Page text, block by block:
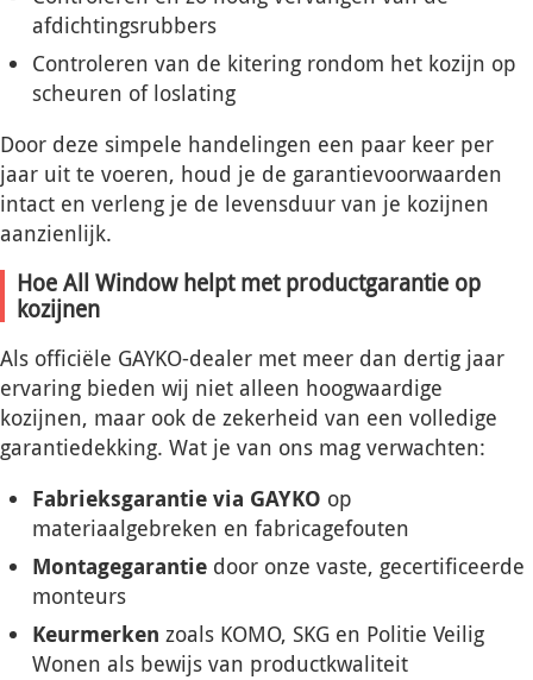
afdichtingsrubbers
Controleren van de kitering rondom het kozijn op
scheuren of loslating
Door deze simpele handelingen een paar keer per
jaar uit te voeren, houd je de garantievoorwaarden
intact en verleng je de levensduur van je kozijnen
aanzienlijk.
Hoe All Window helpt met productgarantie op
kozijnen
Als officiële GAYKO-dealer met meer dan dertig jaar
ervaring bieden wij niet alleen hoogwaardige
kozijnen, maar ook de zekerheid van een volledige
garantiedekking. Wat je van ons mag verwachten:
Fabrieksgarantie via GAYKO op
materiaalgebreken en fabricagefouten
Montagegarantie door onze vaste, gecertificeerde
monteurs
Keurmerken zoals KOMO, SKG en Politie Veilig
Wonen als bewijs van productkwaliteit